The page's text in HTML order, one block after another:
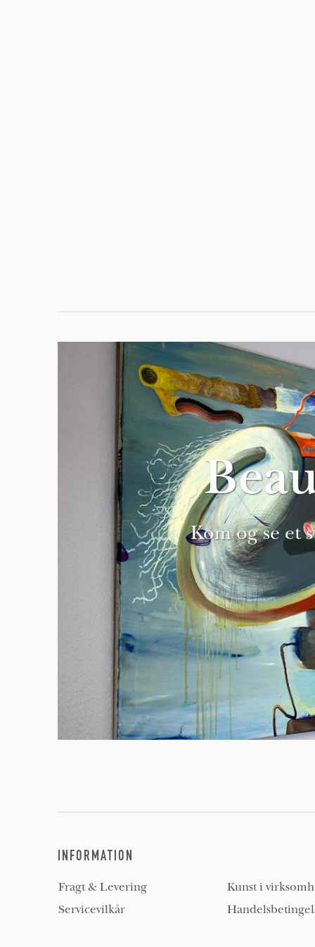
Kom og se et
INFORMATION
Fragt & Levering Kunst i
Servicevilkår